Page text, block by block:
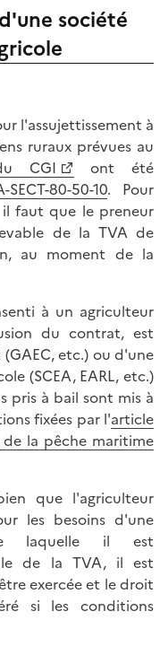
société
l'assujettissement à
ruraux prévues au
CGI
ont été
SECT-80-50-10. Pour
faut que le preneur
de la TVA de
au moment de la
à un agriculteur
du contrat, est
etc.) ou d'une
(SCEA, EARL, etc.)
pris à bail sont mis à
fixées par l'article
la pêche maritime
que l'agriculteur
les besoins d'une
laquelle il est
de la TVA, il est
exercée et le droit
si les conditions